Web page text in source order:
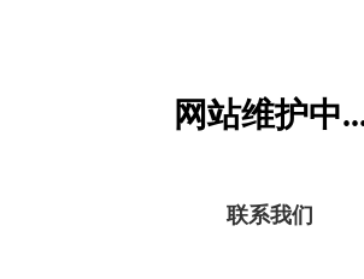
网站维护中
联系我们